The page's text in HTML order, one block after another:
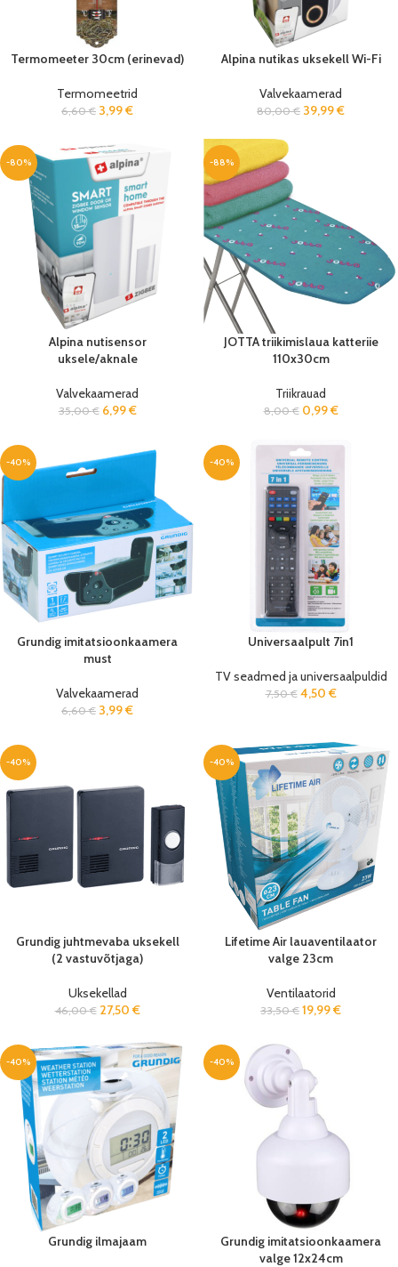
Termomeeter 30cm (erinevad)
Termomeetrid
6,60€ 3,99€
Alpina nutikas uksekell Wi-Fi
Valvekaamerad
80,00€ 39,99€
-80%
Alpina nutisensor
uksele/aknale
Valvekaamerad
35,00€ 6,99€
-88%
JOTTA triikimislaua katteriie
110x30cm
Triikrauad
8,00€ 0,99€
-40%
Grundig imitatsioonkaamera
must
Valvekaamerad
6,60€ 3,99€
-40%
Universaalpult 7in1
TV seadmed ja universaalpuldid
7,50€ 4,50 €
-40%
Grundig juhtmevaba uksekell
(2 vastuvõtjaga)
Uksekellad
46,00€ 27,50 €
-40%
Lifetime Air lauaventilaator
valge 23cm
Ventilaatorid
33,50€ 19,99€
-40%
Grundig ilmajaam
-40%
Grundig imitatsioonkaamera
valge 12x24cm